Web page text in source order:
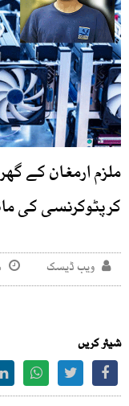
ملزم ارمغان کے
کرپٹوکرنسی کی
ویب ڈیسک
شیئر کریں